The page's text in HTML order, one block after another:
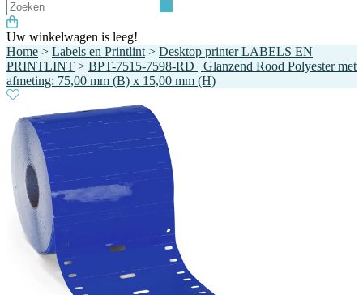
Uw winkelwagen is leeg!
Home > Labels en Printlint > Desktop printer LABELS EN
PRINTLINT > BPT-7515-7598-RD | Glanzend Rood Polyester met
afmeting: 75,00 mm (B) x 15,00 mm (H)